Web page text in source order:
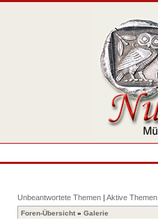
Unbeantwortete Themen | Aktive Themen
Foren-Übersicht » Galerie